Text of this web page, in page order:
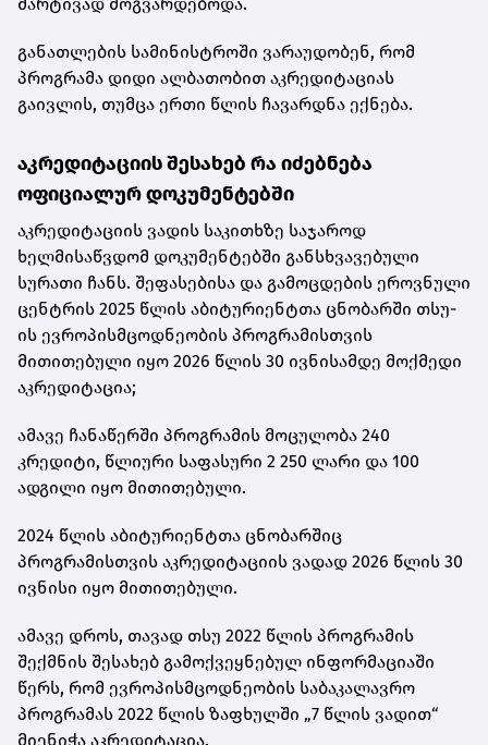
მარტივად მოგვარდებოდა.
განათლების სამინისტროში ვარაუდობენ, რომ
პროგრამა დიდი ალბათობით აკრედიტაციას
გაივლის, თუმცა ერთი წლის ჩავარდნა ექნება.
აკრედიტაციის შესახებ რა იძებნება
ოფიციალურ დოკუმენტებში
აკრედიტაციის ვადის საკითხზე საჯაროდ
ხელმისაწვდომ დოკუმენტებში განსხვავებული
სურათი ჩანს. შეფასებისა და გამოცდების ეროვნული
ცენტრის 2025 წლის აბიტურიენტთა ცნობარში თსუ-
ის ევროპისმცოდნეობის პროგრამისთვის
მითითებული იყო 2026 წლის 30 ივნისამდე მოქმედი
აკრედიტაცია;
ამავე ჩანაწერში პროგრამის მოცულობა 240
კრედიტი, წლიური საფასური 2 250 ლარი და 100
ადგილი იყო მითითებული.
2024 წლის აბიტურიენტთა ცნობარშიც
პროგრამისთვის აკრედიტაციის ვადად 2026 წლის 30
ივნისი იყო მითითებული.
ამავე დროს, თავად თსუ 2022 წლის პროგრამის
შექმნის შესახებ გამოქვეყნებულ ინფორმაციაში
წერს, რომ ევროპისმცოდნეობის საბაკალავრო
პროგრამას 2022 წლის ზაფხულში „7 წლის ვადით“
მიენიჭა აკრედიტაცია.